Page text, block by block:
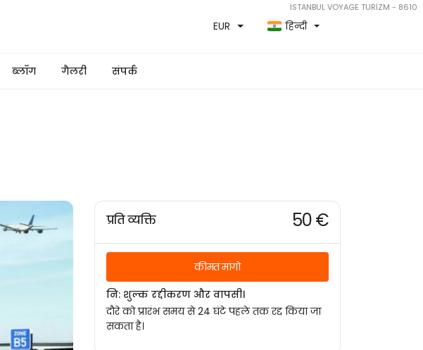
İSTANBUL VOYAGE TURİZM - 8610
EUR हिन्दी
ब्लॉग गैलरी संपर्क
प्रति व्यक्ति 50 €
कीमत मांगो
नि: शुल्क रद्दीकरण और वापसी।
दौरे को प्रारंभ समय से 24 घंटे पहले तक रद्द किया जा
सकता है।